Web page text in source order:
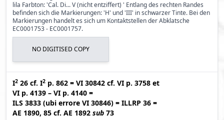
lila Farbton: 'Cal. Di... V (nicht entziffert) ' Entlang des rechten Randes
befinden sich die Markierungen: 'H' und 'III' in schwarzer Tinte. Bei den
Markierungen handelt es sich um Kontaktstellen der Abklatsche
EC0001753 - EC0001757.
NO DIGITISED COPY
I2 26 cf. I2 p. 862 = VI 30842 cf. VI p. 3758 et
VI p. 4139 – VI p. 4140 =
ILS 3833 (ubi errore VI 30846) = ILLRP 36 =
AE 1890, 85 cf. AE 1892 sub 73